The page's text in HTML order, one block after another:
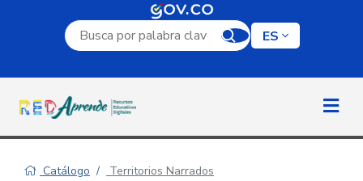
Campo de búsqueda por palabra clave
ES
Catálogo Territorios Narrados